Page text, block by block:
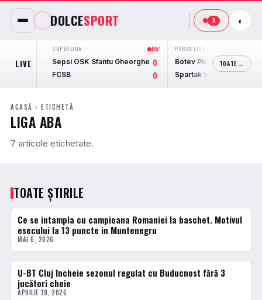
DOLCESPORT 3 ◐
LIVE
SUPERLIGA
85'
Sepsi OSK Sfantu Gheorghe 0
FCSB 0
PARVA LIGA
Botev Plovdiv
3
Spartak Varna
TOATE →
ACASĂ › ETICHETĂ
LIGA ABA
7 articole etichetate.
TOATE ȘTIRILE
BASCHET
Ce se intampla cu campioana Romaniei la baschet. Motivul
esecului la 13 puncte in Muntenegru
MAI 6, 2026
BASCHET
U-BT Cluj încheie sezonul regulat cu Buducnost fără 3
jucători cheie
APRILIE 19, 2026